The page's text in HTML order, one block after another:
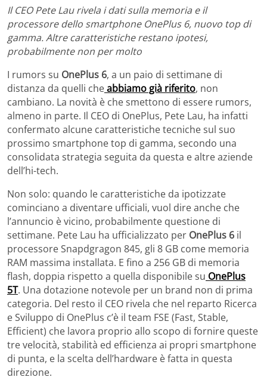
Il CEO Pete Lau rivela i dati sulla memoria e il
processore dello smartphone OnePlus 6, nuovo top di
gamma. Altre caratteristiche restano ipotesi,
probabilmente non per molto
I rumors su OnePlus 6, a un paio di settimane di
distanza da quelli cheabbiamo già riferito, non
cambiano. La novità è che smettono di essere rumors,
almeno in parte. Il CEO di OnePlus, Pete Lau, ha infatti
confermato alcune caratteristiche tecniche sul suo
prossimo smartphone top di gamma, secondo una
consolidata strategia seguita da questa e altre aziende
dell’hi-tech.
Non solo: quando le caratteristiche da ipotizzate
cominciano a diventare ufficiali, vuol dire anche che
l’annuncio è vicino, probabilmente questione di
settimane. Pete Lau ha ufficializzato per OnePlus 6 il
processore Snapdgragon 845, gli 8 GB come memoria
RAM massima installata. E fino a 256 GB di memoria
flash, doppia rispetto a quella disponibile su OnePlus
5T. Una dotazione notevole per un brand non di prima
categoria. Del resto il CEO rivela che nel reparto Ricerca
e Sviluppo di OnePlus c’è il team FSE (Fast, Stable,
Efficient) che lavora proprio allo scopo di fornire queste
tre velocità, stabilità ed efficienza ai propri smartphone
di punta, e la scelta dell’hardware è fatta in questa
direzione.